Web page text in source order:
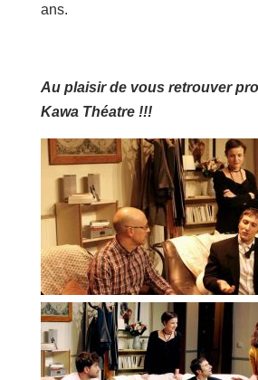
ans.
Au plaisir de vous retrouver
Kawa Théatre !!!